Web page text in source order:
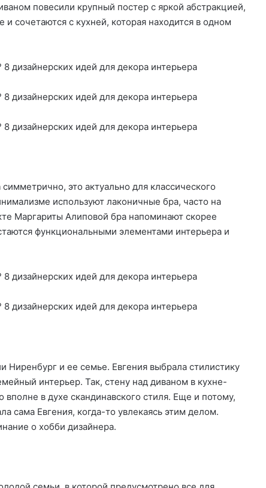
повесили крупный постер с яркой абстракцией,
и сочетаются с кухней, которая находится в одном
это актуально для классического
используют лаконичные бра, часто на
Маргариты Алиповой бра напоминают скорее
функциональными элементами интерьера и
Ниренбург и ее семье. Евгения выбрала стилистику
интерьер. Так, стену над диваном в кухне-
в духе скандинавского стиля. Еще и потому,
сама Евгения, когда-то увлекаясь этим делом.
о хобби дизайнера.